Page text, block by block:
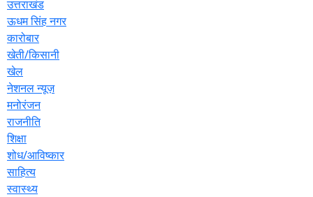
उत्तराखंड
ऊधम सिंह नगर
कारोबार
खेती/किसानी
खेल
नेशनल न्यूज़
मनोरंजन
राजनीति
शिक्षा
शोध/आविष्कार
साहित्य
स्वास्थ्य